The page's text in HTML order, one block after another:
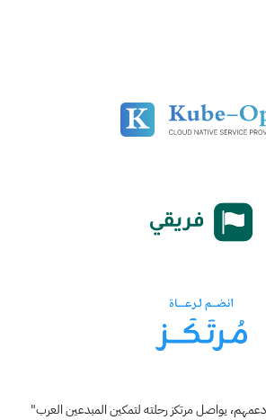
يواصل مرتكز رحلته لتمكين المبدعين العرب"